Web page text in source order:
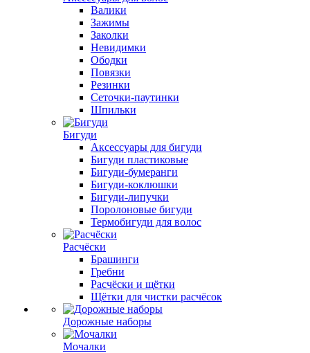
Валики
Зажимы
Заколки
Невидимки
Ободки
Повязки
Резинки
Сеточки-паутинки
Шпильки
Бигуди
Аксессуары для бигуди
Бигуди пластиковые
Бигуди-бумеранги
Бигуди-коклюшки
Бигуди-липучки
Поролоновые бигуди
Термобигуди для волос
Расчёски
Брашинги
Гребни
Расчёски и щётки
Щётки для чистки расчёсок
Дорожные наборы
Мочалки